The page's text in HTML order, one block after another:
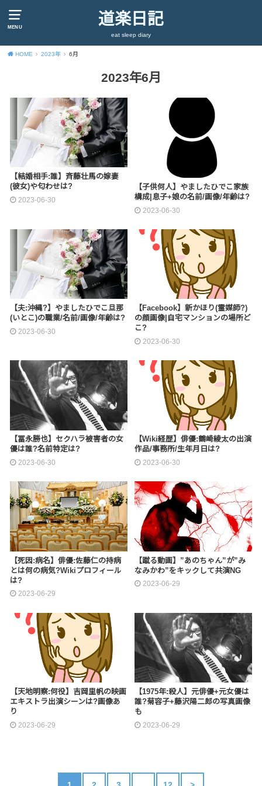
MENU 道楽日記
eat sleep diary
HOME 2023年 6月
2023年6月
【結婚相手:誰】斉藤壮馬の嫁妻
(彼女)や匂わせは?
2023-06-30
【子供何人】やましたひでこ家族
構成|息子+娘の名前/画像/年齢は?
2023-06-30
【夫:沖縄?】やましたひでこ旦那
(いとこ)の職業/名前/画像/年齢は?
2023-06-30
【Facebook】新かほり(霊媒師?)
の顔画像|自宅マンションの場所ど
こ?
2023-06-30
【冨永勝也】セクハラ被害者の女
優は誰?名前特定は?
2023-06-30
【Wiki経歴】俳優:鶴崎綾太の出演
作品/事務所/生年月日は?
2023-06-30
【死因:病名】俳優:佐藤仁の持病
とは何の病気?Wikiプロフィール
は?
2023-06-29
【蹴る動画】”あのちゃん”が”み
なみかわ”をキックして共演NG
2023-06-29
【天地明察:何役】吉岡里帆の映画
エキストラ出演シーンは?画像あ
り
2023-06-29
【1975年:殺人】元俳優+元女優は
誰?菊容子+藤沢陽二郎の写真画像
も
2023-06-29